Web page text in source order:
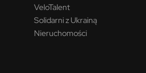
VeloTalent
Solidarni z Ukrainą
Nieruchomości